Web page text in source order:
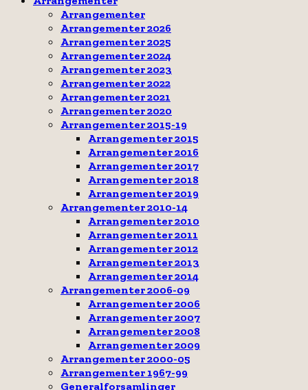
Arrangementer
Arrangementer 2026
Arrangementer 2025
Arrangementer 2024
Arrangementer 2023
Arrangementer 2022
Arrangementer 2021
Arrangementer 2020
Arrangementer 2015-19
Arrangementer 2015
Arrangementer 2016
Arrangementer 2017
Arrangementer 2018
Arrangementer 2019
Arrangementer 2010-14
Arrangementer 2010
Arrangementer 2011
Arrangementer 2012
Arrangementer 2013
Arrangementer 2014
Arrangementer 2006-09
Arrangementer 2006
Arrangementer 2007
Arrangementer 2008
Arrangementer 2009
Arrangementer 2000-05
Arrangementer 1967-99
Generalforsamlinger